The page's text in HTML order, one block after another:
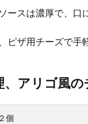
ご飯のおかずや
【カレー鍋
ースは濃厚で、
ピザ用チーズで
、アリゴ風
個